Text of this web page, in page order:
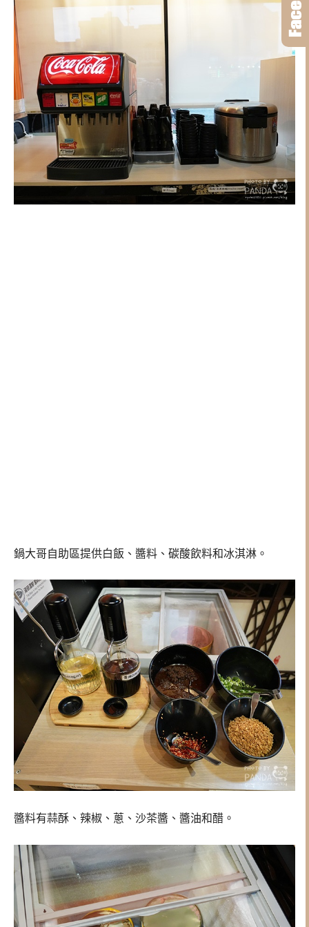
鍋大哥自助區提供白飯、醬料、碳酸飲料和冰淇淋。
醬料有蒜酥、辣椒、蔥、沙茶醬、醬油和醋。